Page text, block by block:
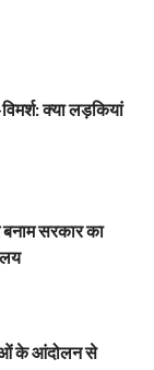
क्या लड़कियां
बनाम सरकार का
के आंदोलन से